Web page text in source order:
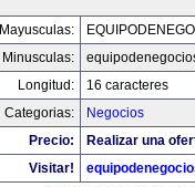
Mayusculas:
Minusculas:
Longitud:
16 caracteres
Categorias:
Negocios
Precio:
Realizar una
Visitar!